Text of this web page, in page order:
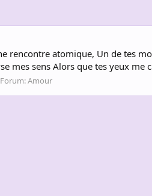
rencontre atomique, Un de tes
mes sens Alors que tes yeux me
Forum:Amour